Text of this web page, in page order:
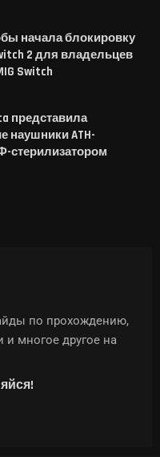
начала блокировку
2 для владельцев
Switch
представила
наушники ATH-
стерилизатором
по прохождению,
и многое другое на